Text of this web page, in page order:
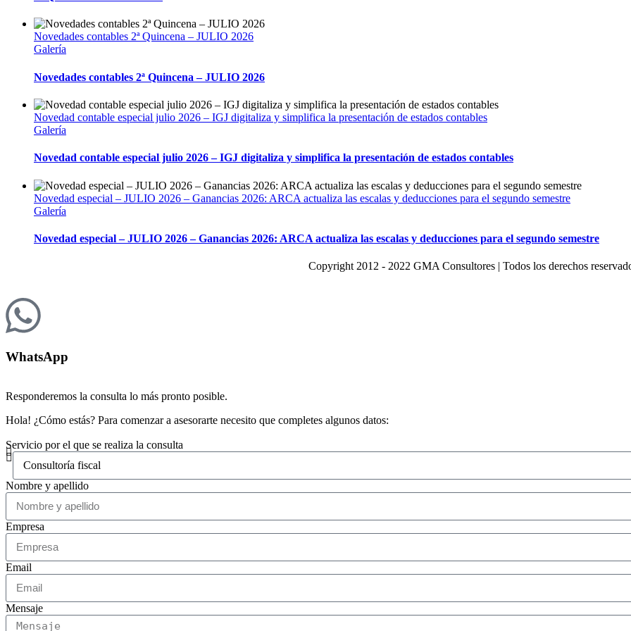
Novedades contables 2ª Quincena – JULIO 2026
Galería
Novedades contables 2ª Quincena – JULIO 2026
Novedad contable especial julio 2026 – IGJ digitaliza y simplifica la presentación de estados contables
Galería
Novedad contable especial julio 2026 – IGJ digitaliza y simplifica la presentación de estados contables
Novedad especial – JULIO 2026 – Ganancias 2026: ARCA actualiza las escalas y deducciones para el segundo semestre
Galería
Novedad especial – JULIO 2026 – Ganancias 2026: ARCA actualiza las escalas y deducciones para el segundo semestre
Copyright 2012 - 2022 GMA Consultores | Todos los derechos
WhatsApp
Responderemos la consulta lo más pronto posible.
Hola! ¿Cómo estás? Para comenzar a asesorarte necesito que completes algunos datos:
Servicio por el que se realiza la consulta
Nombre y apellido
Empresa
Email
Mensaje